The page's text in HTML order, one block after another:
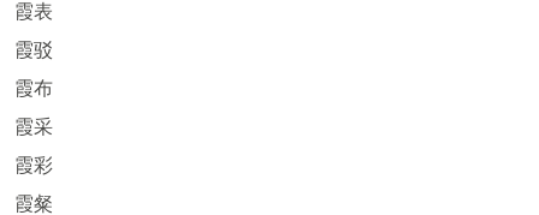
霞表
霞驳
霞布
霞采
霞彩
霞粲